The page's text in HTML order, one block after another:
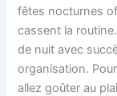
fêtes nocturnes
cassent la
de nuit avec
organisation.
allez goûter au